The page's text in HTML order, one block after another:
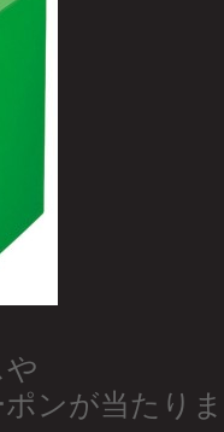
ンが当たり